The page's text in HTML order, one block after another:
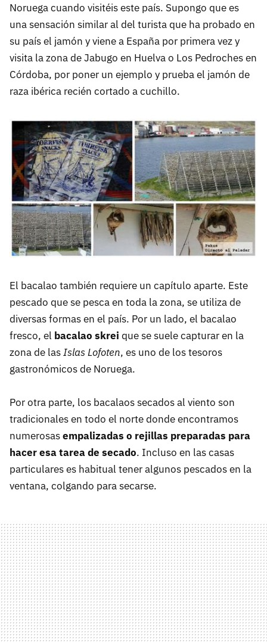
Noruega cuando visitéis este país. Supongo que es
una sensación similar al del turista que ha probado en
su país el jamón y viene a España por primera vez y
visita la zona de Jabugo en Huelva o Los Pedroches en
Córdoba, por poner un ejemplo y prueba el jamón de
raza ibérica recién cortado a cuchillo.
El bacalao también requiere un capítulo aparte. Este
pescado que se pesca en toda la zona, se utiliza de
diversas formas en el país. Por un lado, el bacalao
fresco, el bacalao skrei que se suele capturar en la
zona de lasIslas Lofoten, es uno de los tesoros
gastronómicos de Noruega.
Por otra parte, los bacalaos secados al viento son
tradicionales en todo el norte donde encontramos
numerosasempalizadas o rejillas preparadas para
hacer esa tarea de secado. Incluso en las casas
particulares es habitual tener algunos pescados en la
ventana, colgando para secarse.